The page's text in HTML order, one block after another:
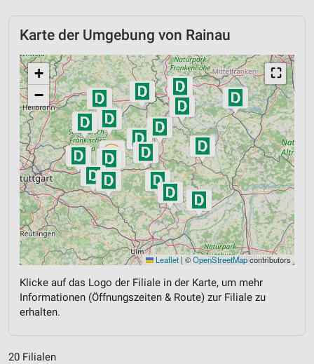
Karte der Umgebung von Rainau
⛶
+
−
Leaflet | ©OpenStreetMapcontributors
Klicke auf das Logo der Filiale in der Karte, um mehr
Informationen (Öffnungszeiten & Route) zur Filiale zu
erhalten.
20 Filialen